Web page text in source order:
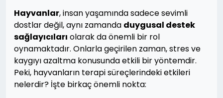
Hayvanlar, insan yaşamında sadece sevimli
dostlar değil, aynı zamanda duygusal destek
sağlayıcıları olarak da önemli bir rol
oynamaktadır. Onlarla geçirilen zaman, stres ve
kaygıyı azaltma konusunda etkili bir yöntemdir.
Peki, hayvanların terapi süreçlerindeki etkileri
nelerdir? İşte birkaç önemli nokta: